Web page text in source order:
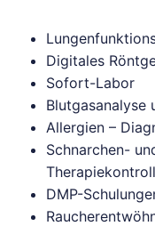
Digitales
Sofort-Labor
Blutgasanalyse
Allergien –
Schnarchen-
DMP-